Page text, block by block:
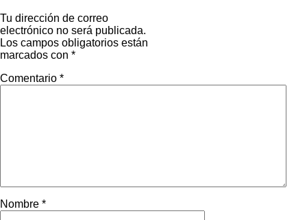
Tu dirección de correo
electrónico no será publicada.
Los campos obligatorios están
marcados con *
Comentario *
Nombre *